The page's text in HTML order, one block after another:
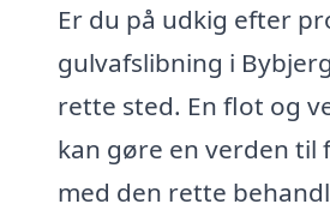
Er du på udkig efter
gulvafslibning i
rette sted. En flot og
kan gøre en verden til
med den rette